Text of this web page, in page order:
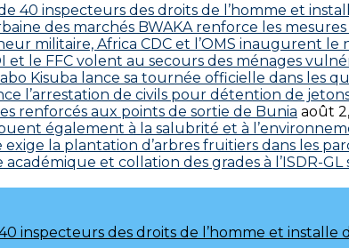
40 inspecteurs des droits de l’homme et
des marchés BWAKA renforce les mesures
militaire, Africa CDC et l’OMS inaugurent
et le FFC volent au secours des ménages
Kisuba lance sa tournée officielle dans les
l’arrestation de civils pour détention de
renforcés aux points de sortie de Bunia août
également à la salubrité et à
exige la plantation d’arbres fruitiers dans les
et collation des grades à l’ISDR-